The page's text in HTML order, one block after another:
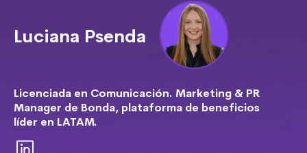
Luciana Psenda
Licenciada en Comunicación. Marketing & PR
Manager de Bonda, plataforma de beneficios
líder en LATAM.